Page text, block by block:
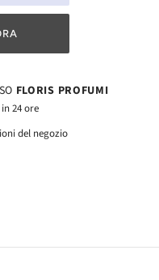
FLORIS PROFUMI
24 ore
del negozio